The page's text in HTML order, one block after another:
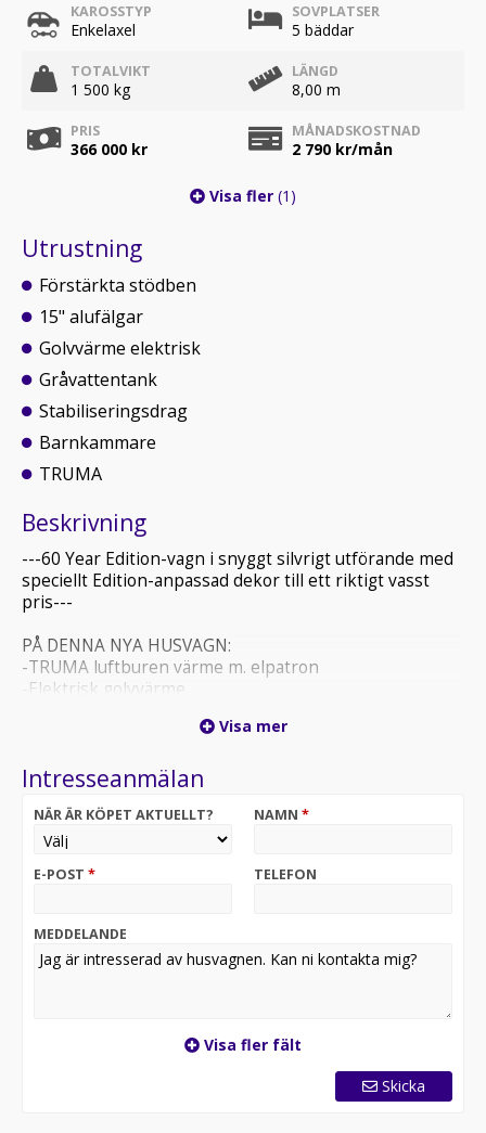
KAROSSTYP
Enkelaxel
SOVPLATSER
5 bäddar
TOTALVIKT
1 500 kg
LÄNGD
8,00 m
PRIS
366 000 kr
MÅNADSKOSTNAD
2 790 kr/mån
Visa fler (1)
Utrustning
Förstärkta stödben
15" alufälgar
Golvvärme elektrisk
Gråvattentank
Stabiliseringsdrag
Barnkammare
TRUMA
Beskrivning
---60 Year Edition-vagn i snyggt silvrigt utförande med
speciellt Edition-anpassad dekor till ett riktigt vasst
pris---
PÅ DENNA NYA HUSVAGN:
-TRUMA luftburen värme m. elpatron
-Elektrisk golvvärme
-15" alufälgar
-2-delad entrédörr
-Heki 2 taklucka
-Totalvikt 1 500 kg
Vi hjälper er med en trygg helhetskalkyl där vi kan
erbjuda finansiering från 1769kr/månaden.
expertrådgivning när du väljer din husvagn och
utrustning. Med ett brett utbud och fokus på kvalitet
kan du känna dig trygg i att du får bästa möjliga lösning
Visa mer
Intresseanmälan
NÄR ÄR KÖPET AKTUELLT? NAMN *
E-POST * TELEFON
MEDDELANDE
Visa fler fält
Skicka